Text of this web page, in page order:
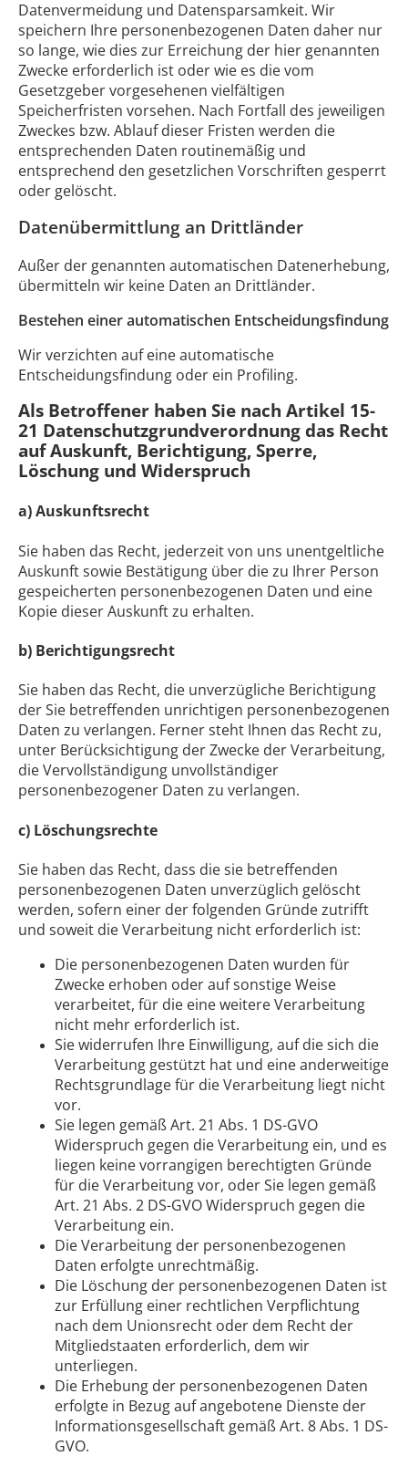
Datenvermeidung und Datensparsamkeit. Wir
speichern Ihre personenbezogenen Daten daher nur
so lange, wie dies zur Erreichung der hier genannten
Zwecke erforderlich ist oder wie es die vom
Gesetzgeber vorgesehenen vielfältigen
Speicherfristen vorsehen. Nach Fortfall des jeweiligen
Zweckes bzw. Ablauf dieser Fristen werden die
entsprechenden Daten routinemäßig und
entsprechend den gesetzlichen Vorschriften gesperrt
oder gelöscht.
Datenübermittlung an Drittländer
Außer der genannten automatischen Datenerhebung,
übermitteln wir keine Daten an Drittländer.
Bestehen einer automatischen Entscheidungsfindung
Wir verzichten auf eine automatische
Entscheidungsfindung oder ein Profiling.
Als Betroffener haben Sie nach Artikel 15-
21 Datenschutzgrundverordnung das Recht
auf Auskunft, Berichtigung, Sperre,
Löschung und Widerspruch
a) Auskunftsrecht
Sie haben das Recht, jederzeit von uns unentgeltliche
Auskunft sowie Bestätigung über die zu Ihrer Person
gespeicherten personenbezogenen Daten und eine
Kopie dieser Auskunft zu erhalten.
b) Berichtigungsrecht
Sie haben das Recht, die unverzügliche Berichtigung
der Sie betreffenden unrichtigen personenbezogenen
Daten zu verlangen. Ferner steht Ihnen das Recht zu,
unter Berücksichtigung der Zwecke der Verarbeitung,
die Vervollständigung unvollständiger
personenbezogener Daten zu verlangen.
c) Löschungsrechte
Sie haben das Recht, dass die sie betreffenden
personenbezogenen Daten unverzüglich gelöscht
werden, sofern einer der folgenden Gründe zutrifft
und soweit die Verarbeitung nicht erforderlich ist:
Die personenbezogenen Daten wurden für
Zwecke erhoben oder auf sonstige Weise
verarbeitet, für die eine weitere Verarbeitung
nicht mehr erforderlich ist.
Sie widerrufen Ihre Einwilligung, auf die sich die
Verarbeitung gestützt hat und eine anderweitige
Rechtsgrundlage für die Verarbeitung liegt nicht
vor.
Sie legen gemäß Art. 21 Abs. 1 DS-GVO
Widerspruch gegen die Verarbeitung ein, und es
liegen keine vorrangigen berechtigten Gründe
für die Verarbeitung vor, oder Sie legen gemäß
Art. 21 Abs. 2 DS-GVO Widerspruch gegen die
Verarbeitung ein.
Die Verarbeitung der personenbezogenen
Daten erfolgte unrechtmäßig.
Die Löschung der personenbezogenen Daten ist
zur Erfüllung einer rechtlichen Verpflichtung
nach dem Unionsrecht oder dem Recht der
Mitgliedstaaten erforderlich, dem wir
unterliegen.
Die Erhebung der personenbezogenen Daten
erfolgte in Bezug auf angebotene Dienste der
Informationsgesellschaft gemäß Art. 8 Abs. 1 DS-
GVO.